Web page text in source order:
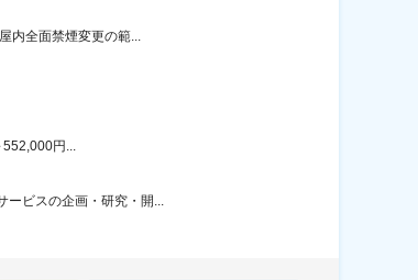
内全面禁煙変更の範...
円...
ビスの企画・研究・開...